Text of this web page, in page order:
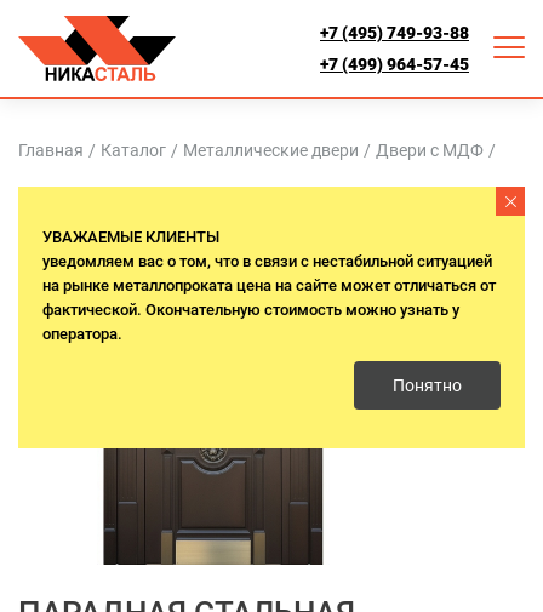
+7 (495) 749-93-88
+7 (499) 964-57-45
Главная / Каталог / Металлические двери / Двери с МДФ /
Термо